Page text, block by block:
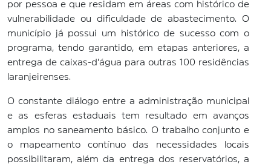
por pessoa e que residam em áreas com histórico de
vulnerabilidade ou dificuldade de abastecimento. O
município já possui um histórico de sucesso com o
programa, tendo garantido, em etapas anteriores, a
entrega de caixas-d'água para outras 100 residências
laranjeirenses.
O constante diálogo entre a administração municipal
e as esferas estaduais tem resultado em avanços
amplos no saneamento básico. O trabalho conjunto e
o mapeamento contínuo das necessidades locais
possibilitaram, além da entrega dos reservatórios, a